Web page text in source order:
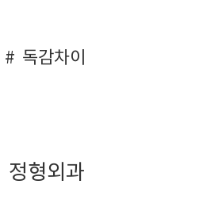
독감차이
정형외과